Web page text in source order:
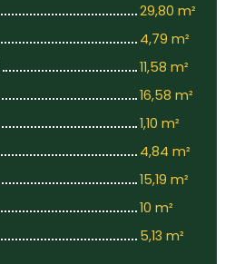
29,80 m²
4,79 m²
11,58 m²
16,58 m²
1,10 m²
4,84 m²
15,19 m²
10 m²
5,13 m²